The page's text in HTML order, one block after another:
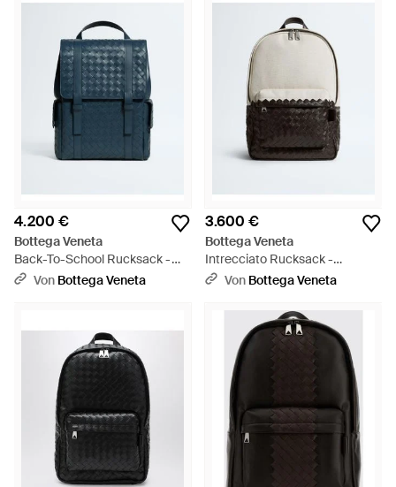
4.200 €
Bottega Veneta
Back-To-School Rucksack -
BlauVon Bottega Veneta
3.600 €
Bottega Veneta
Intrecciato Rucksack -
Schwarz
Von Bottega Veneta